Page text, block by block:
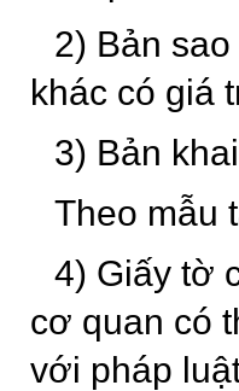
2) Bản
khác có giá
3) Bản
Theo mẫu
4) Giấy tờ
cơ quan có
với pháp